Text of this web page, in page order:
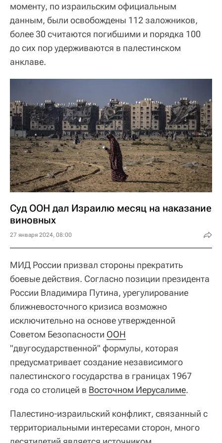
моменту, по израильским официальным
данным, были освобождены 112 заложников,
более 30 считаются погибшими и порядка 100
до сих пор удерживаются в палестинском
анклаве.
Суд ООН дал Израилю месяц на наказание
виновных
27 января 2024, 08:00
МИД России призвал стороны прекратить
боевые действия. Согласно позиции президента
России Владимира Путина, урегулирование
ближневосточного кризиса возможно
исключительно на основе утвержденной
Советом Безопасности ООН
"двугосударственной" формулы, которая
предусматривает создание независимого
палестинского государства в границах 1967
года со столицей в Восточном Иерусалиме.
Палестино-израильский конфликт, связанный с
территориальными интересами сторон, много